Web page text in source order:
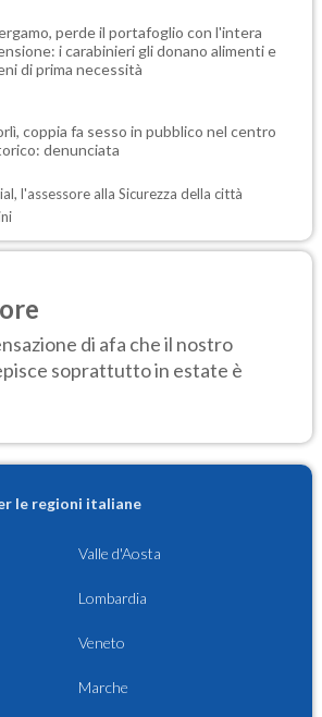
perde il portafoglio con l'intera
i carabinieri gli donano alimenti e
di prima necessità
coppia fa sesso in pubblico nel centro
denunciata
l'assessore alla Sicurezza della città
di afa che il nostro
soprattutto in estate è
le regioni italiane
Valle d'Aosta
Lombardia
Veneto
Marche